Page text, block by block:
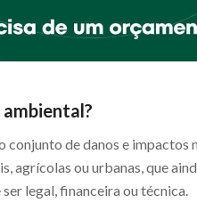
ambiental?
conjunto de danos e
agrícolas ou urbanas, que
legal, financeira ou técnica.